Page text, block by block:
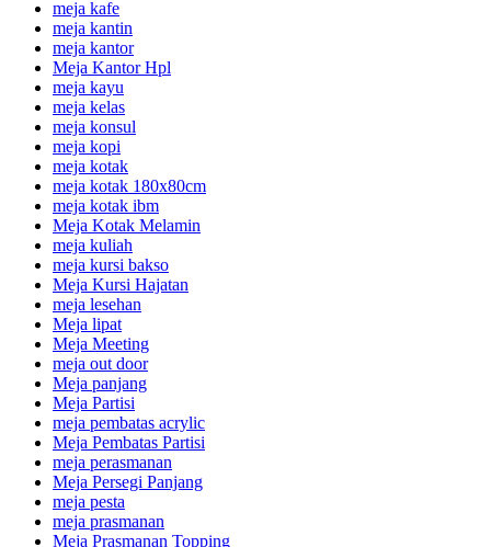
meja kafe
meja kantin
meja kantor
Meja Kantor Hpl
meja kayu
meja kelas
meja konsul
meja kopi
meja kotak
meja kotak 180x80cm
meja kotak ibm
Meja Kotak Melamin
meja kuliah
meja kursi bakso
Meja Kursi Hajatan
meja lesehan
Meja lipat
Meja Meeting
meja out door
Meja panjang
Meja Partisi
meja pembatas acrylic
Meja Pembatas Partisi
meja perasmanan
Meja Persegi Panjang
meja pesta
meja prasmanan
Meja Prasmanan Topping